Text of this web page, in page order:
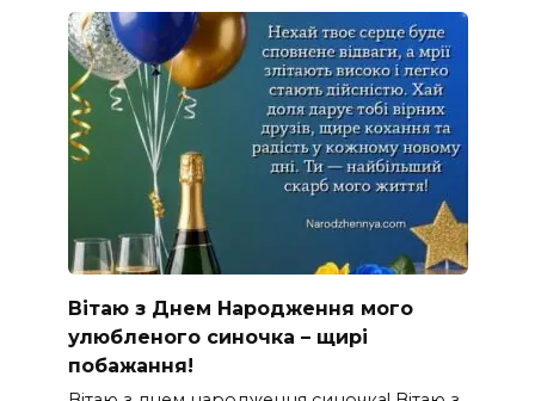
Вітаю з Днем Народження мого
улюбленого синочка – щирі
побажання!